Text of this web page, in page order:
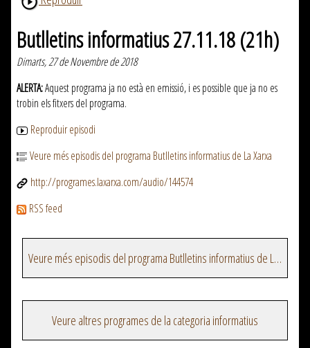
Butlletins informatius 27.11.18 (21h)
Dimarts, 27 de Novembre de 2018
ALERTA:Aquest programa ja no està en emissió, i es possible que ja no es
trobin els fitxers del programa.
Reproduir episodi
Veure més episodis del programa Butlletins informatius de La Xarxa
http://programes.laxarxa.com/audio/144574
RSS feed
Veure més episodis del programa Butlletins informatius de La Xarxa
Veure altres programes de la categoria informatius